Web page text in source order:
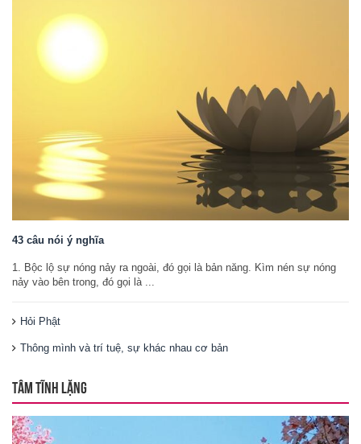
43 câu nói ý nghĩa
1. Bộc lộ sự nóng nảy ra ngoài, đó gọi là bản năng. Kìm nén sự nóng
nảy vào bên trong, đó gọi là ...
Hỏi Phật
Thông mình và trí tuệ, sự khác nhau cơ bản
TÂM TĨNH LẶNG